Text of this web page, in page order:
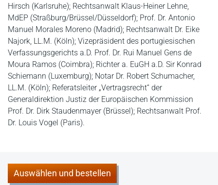
Hirsch (Karlsruhe); Rechtsanwalt Klaus-Heiner Lehne,
MdEP (Straßburg/Brüssel/Düsseldorf); Prof. Dr. Antonio
Manuel Morales Moreno (Madrid); Rechtsanwalt Dr. Eike
Najork, LL.M. (Köln); Vizepräsident des portugiesischen
Verfassungsgerichts a.D. Prof. Dr. Rui Manuel Gens de
Moura Ramos (Coimbra); Richter a. EuGH a.D. Sir Konrad
Schiemann (Luxemburg); Notar Dr. Robert Schumacher,
LL.M. (Köln); Referatsleiter „Vertragsrecht“ der
Generaldirektion Justiz der Europäischen Kommission
Prof. Dr. Dirk Staudenmayer (Brüssel); Rechtsanwalt Prof.
Dr. Louis Vogel (Paris).
Auswählen und bestellen